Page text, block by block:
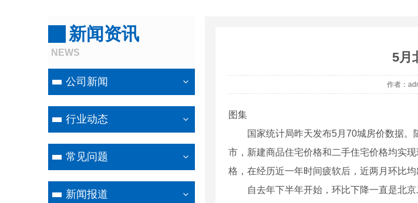
新闻资讯
NEWS
公司新闻
行业动态
常见问题
新闻报道
5月
作者：
图集
国家统计局昨天发布5月70城房价数据。
市，新建商品住宅价格和二手住宅价格均实
格，在经历近一年时间疲软后，近两月环比均
自去年下半年开始，环比下降一直是北京